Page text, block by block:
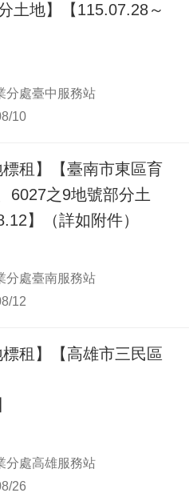
土地】【115.07.28～
分處臺中服務站
10
標租】【臺南市東區育
6027之9地號部分土
】（詳如附件）
分處臺南服務站
12
標租】【高雄市三民區
分處高雄服務站
26